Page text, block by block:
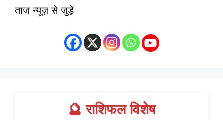
ताज न्यूज़ से जुड़ें
🔮 राशिफल विशेष